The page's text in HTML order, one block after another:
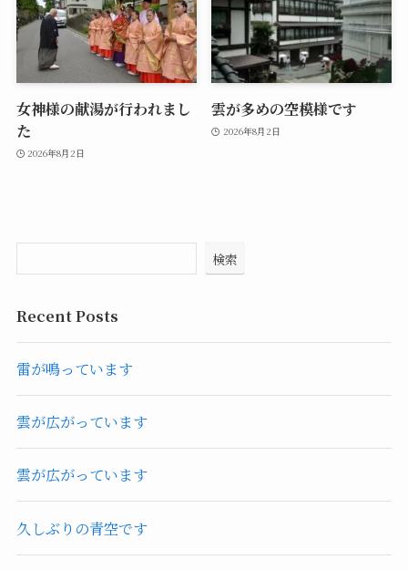
女神様の献湯が行われまし
た
2026年8月2日
雲が多めの空模様です
2026年8月2日
検索
Recent Posts
雷が鳴っています
雲が広がっています
雲が広がっています
久しぶりの青空です